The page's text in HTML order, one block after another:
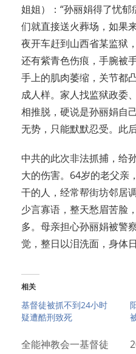
姐姐）：“孙丽娟得了忧
们就直接送火葬场，如果
夜开车赶到山西省某监狱
还有紫青色伤痕，手腕被
手上的肌肉萎缩，关节都
成人样。家人找监狱政委
相推脱，硬说是孙丽娟自
无势，只能默默忍受。此
中共的此次非法抓捕，给
大的伤害。64岁的老父亲
干的人，经常帮街坊邻居
少言寡语，整天愁眉苦脸
多。母亲担心孙丽娟被警
觉，整日以泪洗面，身体日
相关
基督徒被抓不到24小时
疑遭酷刑致死
全能神教会一基督徒